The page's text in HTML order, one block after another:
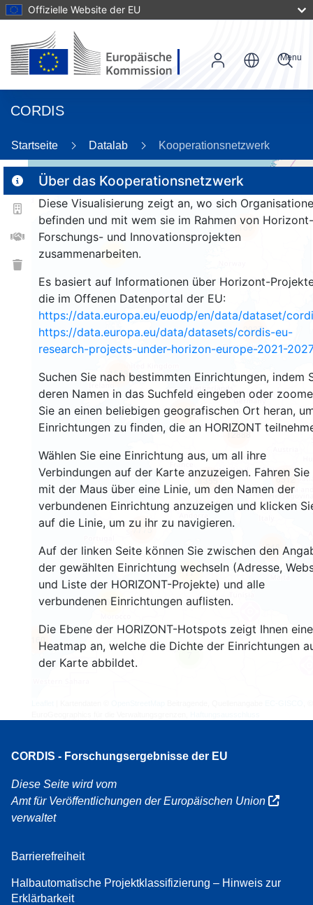
Offizielle Website der EU
CORDIS
Menu
Startseite Datalab Kooperationsnetzwerk
Über das Kooperationsnetzwerk
Diese Visualisierung zeigt an, wo sich
befinden und mit wem sie im Rahmen von Horizont-
Forschungs- und Innovationsprojekten
zusammenarbeiten.
Es basiert auf Informationen über Horizont-
die im Offenen Datenportal der EU:
https://data.europa.eu/euodp/en/data/dataset/
https://data.europa.eu/data/datasets/cordis-eu-
research-projects-under-horizon-europe-2021-2027
Suchen Sie nach bestimmten Einrichtungen, indem
deren Namen in das Suchfeld eingeben oder
Sie an einen beliebigen geografischen Ort heran,
Einrichtungen zu finden, die an HORIZONT
Wählen Sie eine Einrichtung aus, um all ihre
Verbindungen auf der Karte anzuzeigen. Fahren Sie
mit der Maus über eine Linie, um den Namen der
verbundenen Einrichtung anzuzeigen und klicken
auf die Linie, um zu ihr zu navigieren.
Auf der linken Seite können Sie zwischen den
der gewählten Einrichtung wechseln (Adresse,
und Liste der HORIZONT-Projekte) und alle
verbundenen Einrichtungen auflisten.
Die Ebene der HORIZONT-Hotspots zeigt Ihnen eine
Heatmap an, welche die Dichte der Einrichtungen
der Karte abbildet.
26
160
1553
11
63
7775
846
189
1355
2937
10053
6512
12888
CORDIS - Forschungsergebnisse der EU
Diese Seite wird vom
Amt für Veröffentlichungen der Europäischen Union
verwaltet
Barrierefreiheit
Halbautomatische Projektklassifizierung – Hinweis zur
Erklärbarkeit